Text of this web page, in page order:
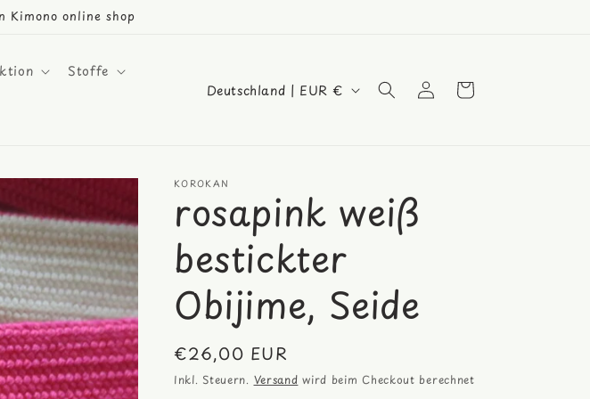
Kimono online shop
Stoffe
L
/
R
e
g
i
n
Deutschland | EUR € EinloggenWarenkorb
KOROKAN
rosapink weiß
bestickter
Obijime, Seide
Normaler
Preis
€26,00 EUR
Inkl. Steuern. Versand wird beim Checkout berechnet